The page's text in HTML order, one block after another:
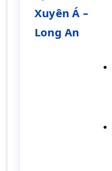
Xuyên Á –
Long An